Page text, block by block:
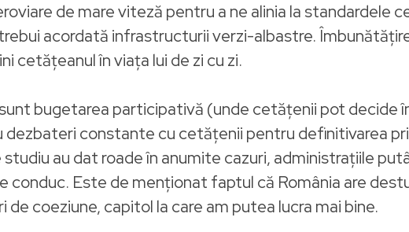
de mare viteză pentru a ne alinia la standardele
acordată infrastructurii verzi-albastre.
cetățeanul în viața lui de zi cu zi.
bugetarea participativă (unde cetățenii pot decide
constante cu cetățenii pentru definitivarea
au dat roade în anumite cazuri, administrațiile
conduc. Este de menționat faptul că România are
coeziune, capitol la care am putea lucra mai bine.